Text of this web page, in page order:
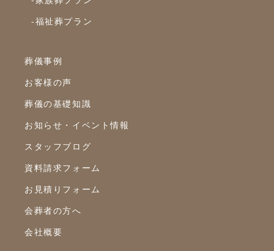
2022年4月
2022年3月
2022年2月
2022年1月
2021年12月
2021年11月
2021年10月
2021年9月
2021年8月
-福祉葬プラン
葬儀事例
お客様の声
葬儀の基礎知識
お知らせ・イベント情報
スタッフブログ
資料請求フォーム
お見積りフォーム
会葬者の方へ
会社概要